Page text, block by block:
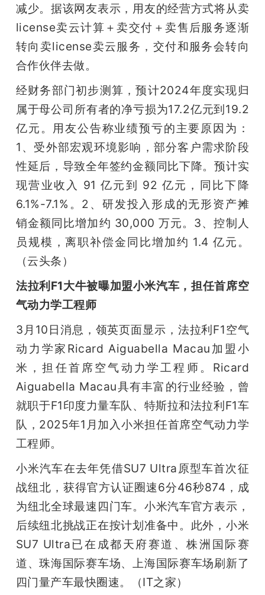
减少。据该网友表示，用友的经营方式将从卖
license卖云计算＋卖交付＋卖售后服务逐渐
转向卖license卖云服务，交付和服务会转向
合作伙伴去做。
经财务部门初步测算，预计2024年度实现归
属于母公司所有者的净亏损为17.2亿元到19.2
亿元。用友公告称业绩预亏的主要原因为：
1、受外部宏观环境影响，部分客户需求阶段
性延后，导致全年签约金额同比下降。预计实
现营业收入 91 亿元到 92 亿元，同比下降
6.1%-7.1%。2、研发投入形成的无形资产摊
销金额同比增加约 30,000 万元。3、控制人
员规模，离职补偿金同比增加约 1.4 亿元。
（云头条）
法拉利F1大牛被曝加盟小米汽车，担任首席空
气动力学工程师
3月10日消息，领英页面显示，法拉利F1空气
动力学家Ricard Aiguabella Macau加盟小
米，担任首席空气动力学工程师。Ricard
Aiguabella Macau具有丰富的行业经验，曾
就职于F1印度力量车队、特斯拉和法拉利F1车
队，2025年1月加入小米担任首席空气动力学
工程师。
小米汽车在去年凭借SU7 Ultra原型车首次征
战纽北，获得官方认证圈速6分46秒874，成
为纽北全球最速四门车。小米汽车官方表示，
后续纽北挑战正在按计划准备中。此外，小米
SU7 Ultra已在成都天府赛道、株洲国际赛
道、珠海国际赛车场、上海国际赛车场刷新了
四门量产车最快圈速。（IT之家）